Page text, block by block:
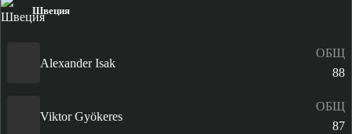
Швеция
Alexander Isak
ОБЩ
88
Viktor Gyökeres
ОБЩ
87